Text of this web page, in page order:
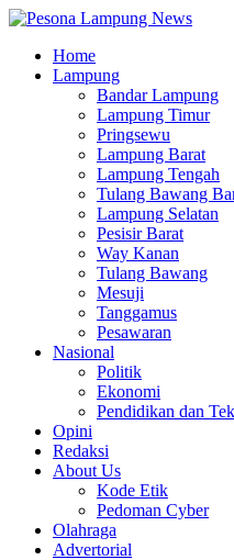
Home
Lampung
Bandar Lampung
Lampung Timur
Pringsewu
Lampung Barat
Lampung Tengah
Tulang Bawang
Lampung Selatan
Pesisir Barat
Way Kanan
Tulang Bawang
Mesuji
Tanggamus
Pesawaran
Nasional
Politik
Ekonomi
Pendidikan dan
Opini
Redaksi
About Us
Kode Etik
Pedoman Cyber
Olahraga
Advertorial